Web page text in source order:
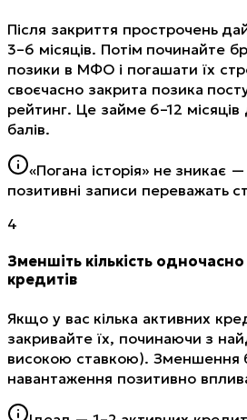
Після закриття прострочень
3–6 місяців. Потім починайте
позики в МФО і погашати їх
своєчасно закрита позика
рейтинг. Це займе 6–12
балів.
«Погана історія» не зникає
позитивні записи переважать
4
Зменшіть кількість
кредитів
Якщо у вас кілька активних
закривайте їх, починаючи з
високою ставкою). Зменшення
навантаження позитивно